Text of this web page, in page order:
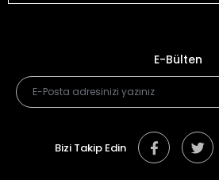
E-Bülten
Bizi Takip Edin